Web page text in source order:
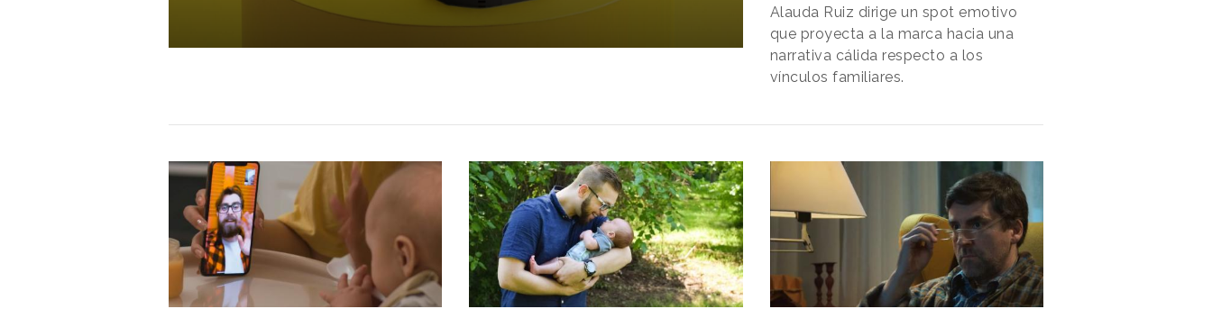
Alauda Ruiz dirige un spot emotivo
que proyecta a la marca hacia una
narrativa cálida respecto a los
vínculos familiares.